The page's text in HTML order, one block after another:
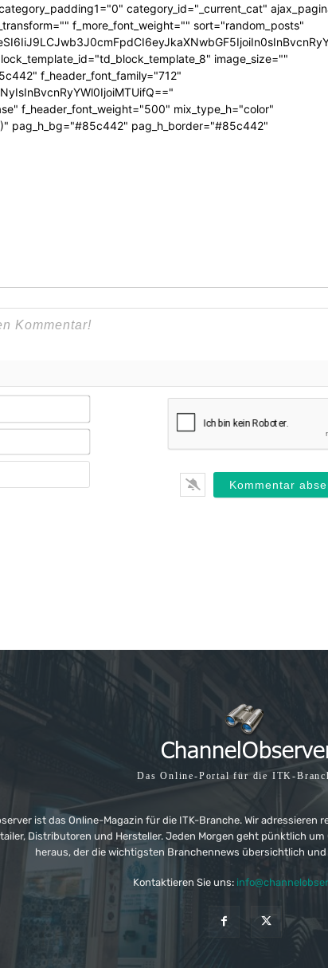
category_id="_current_cat"
f_more_font_weight="" sort="random_posts"
image_size=""
f_header_font_family="712"
f_header_font_weight="500" mix_type_h="color"
pag_h_bg="#85c442" pag_h_border="#85c442"
Name*
E-
Das Online-Portal für die ITK-
ist das Online-Magazin für die ITK-Branche. Wir adressieren
Distributoren und Hersteller. Jeden Morgen geht pünktlich
heraus, der die wichtigsten Branchennews übersichtlich
Kontaktieren Sie uns: